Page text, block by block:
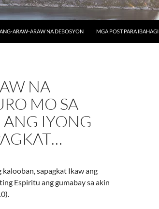
ARAW-ARAW NA DEBOSYON MGA POST PARA IBAHAGI
NA
MO SA
IYONG
sapagkat Ikaw ang
Espiritu ang gumabay sa akin